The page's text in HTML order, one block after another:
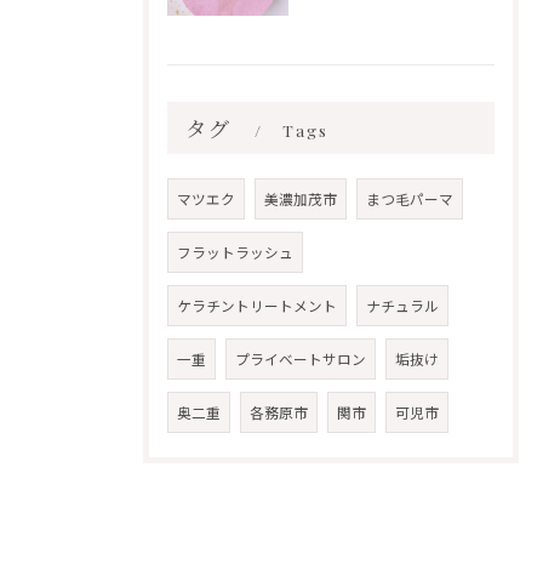
タグ Tags
マツエク 美濃加茂市 まつ毛パーマ
フラットラッシュ
ケラチントリートメント ナチュラル
一重 プライベートサロン 垢抜け
奥二重 各務原市 関市 可児市